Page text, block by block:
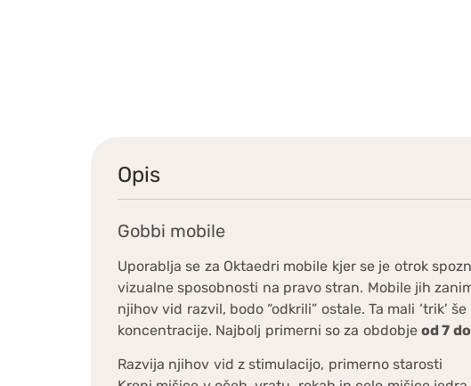
Opis
Gobbi mobile
Uporablja se za Oktaedri mobile kjer se je otrok
vizualne sposobnosti na pravo stran. Mobile jih
njihov vid razvil, bodo “odkrili” ostale. Ta mali
koncentracije. Najbolj primerni so za obdobje od 7
Razvija njihov vid z stimulacijo, primerno starosti